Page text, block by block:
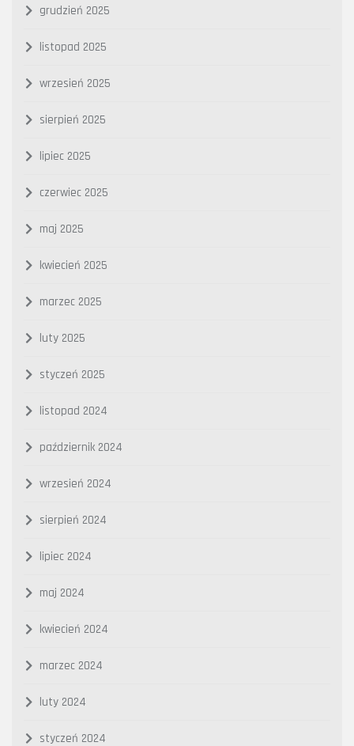
grudzień 2025
listopad 2025
wrzesień 2025
sierpień 2025
lipiec 2025
czerwiec 2025
maj 2025
kwiecień 2025
marzec 2025
luty 2025
styczeń 2025
listopad 2024
październik 2024
wrzesień 2024
sierpień 2024
lipiec 2024
maj 2024
kwiecień 2024
marzec 2024
luty 2024
styczeń 2024